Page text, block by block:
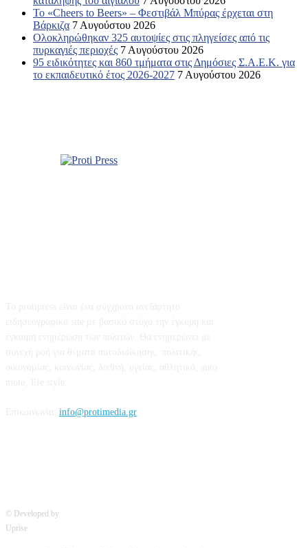
Το «Cheers to Beers» – Φεστιβάλ Μπύρας έρχεται στη
Βάρκιζα 7 Αυγούστου 2026
Ολοκληρώθηκαν 325 αυτοψίες στις πληγείσες από τις
πυρκαγιές περιοχές 7 Αυγούστου 2026
95 ειδικότητες και 860 τμήματα στις Δημόσιες Σ.Α.Ε.Κ. για
το εκπαιδευτικό έτος 2026-2027 7 Αυγούστου 2026
info@protimedia.gr
© Developed by
Uprise